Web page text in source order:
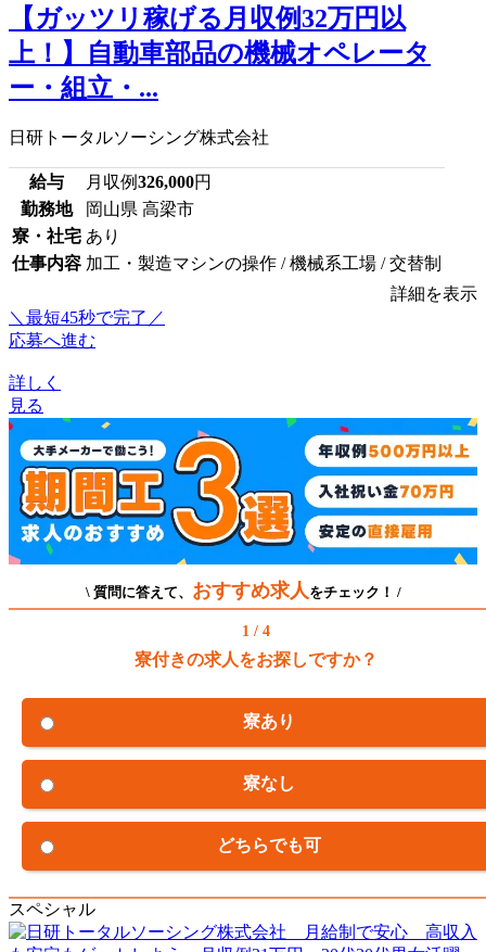
【ガッツリ稼げる月収例32万円以
上！】自動車部品の機械オペレータ
ー・組立・...
日研トータルソーシング株式会社
給与 月収例326,000円
勤務地
岡山県 高梁市
寮・社宅 あり
仕事内容 加工・製造マシンの操作 / 機械系工場 / 交替制
詳細を表示
＼最短45秒で完了／
応募へ進む
詳しく
見る
\ 質問に答えて、 おすすめ求人 をチェック！ /
1 / 4
寮付きの求人をお探しですか？
寮あり
寮なし
どちらでも可
スペシャル